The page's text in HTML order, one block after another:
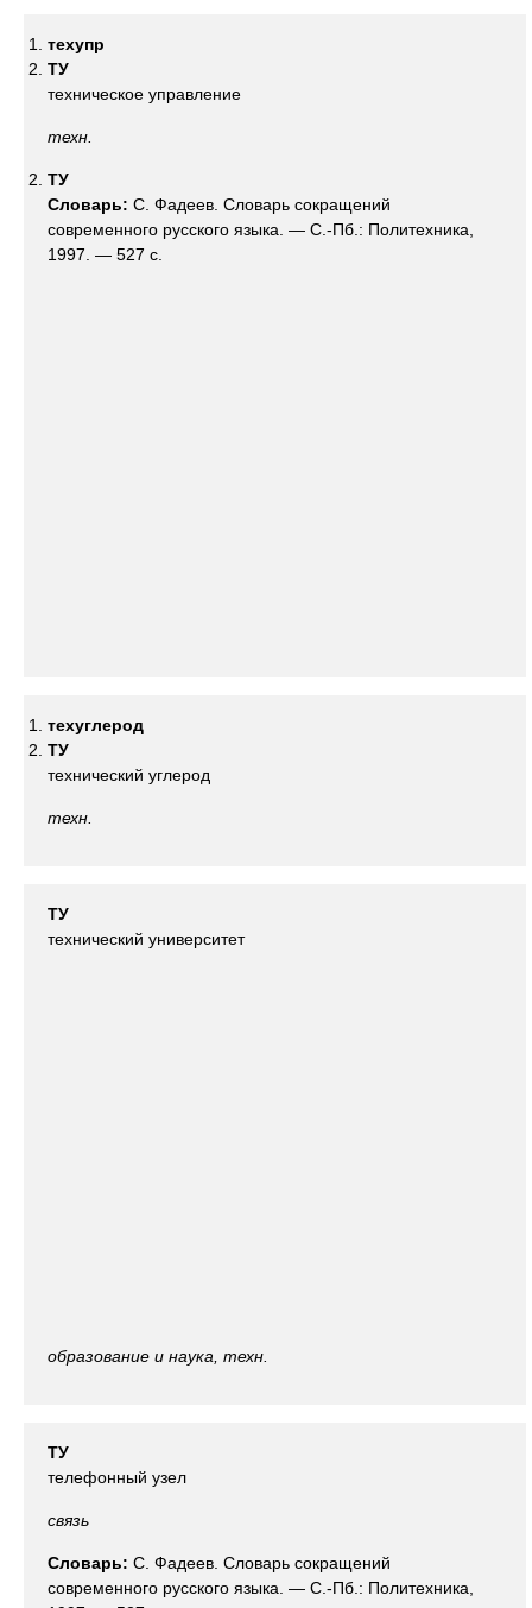
техупр
ТУ
техническое управление
техн.
ТУ
Словарь: С. Фадеев. Словарь сокращений
современного русского языка. — С.-Пб.: Политехника,
1997. — 527 с.
техуглерод
ТУ
технический углерод
техн.
ТУ
технический университет
образование и наука, техн.
ТУ
телефонный узел
связь
Словарь: С. Фадеев. Словарь сокращений
современного русского языка. — С.-Пб.: Политехника,